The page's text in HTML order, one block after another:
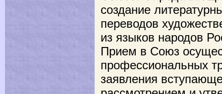
создание
переводов
из языков народов
Прием в Союз
профессиональных
заявления